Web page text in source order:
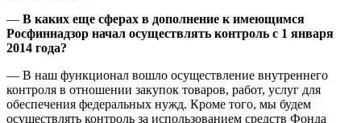
— В каких еще сферах в дополнение к имеющимся
Росфиннадзор начал осуществлять контроль с 1 января
2014 года?
— В наш функционал вошло осуществление внутреннего
контроля в отношении закупок товаров, работ, услуг для
обеспечения федеральных нужд. Кроме того, мы будем
осуществлять контроль за использованием средств Фонда